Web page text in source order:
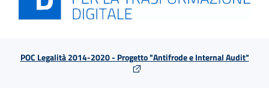
POC Legalità 2014-2020 - Progetto "Antifrode e Internal Audit"